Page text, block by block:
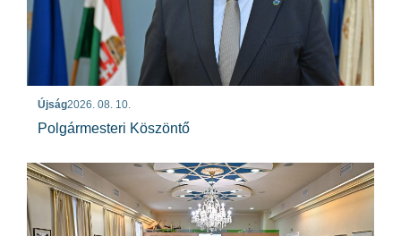
Újság2026. 08. 10.
Polgármesteri Köszöntő